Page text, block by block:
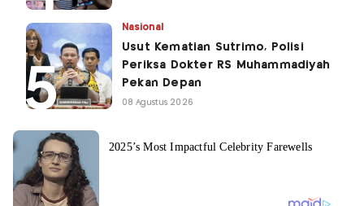
Nasional
Usut Kematian Sutrimo, Polisi
Periksa Dokter RS Muhammadiyah
Pekan Depan
08 Agustus 2026